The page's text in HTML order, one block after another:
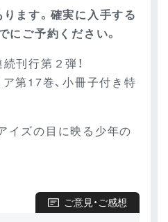
ます。確実に入手する
にご予約ください。
刊行第２弾！
第17巻、小冊子付き特
イズの目に映る少年の
ご意見・ご感想